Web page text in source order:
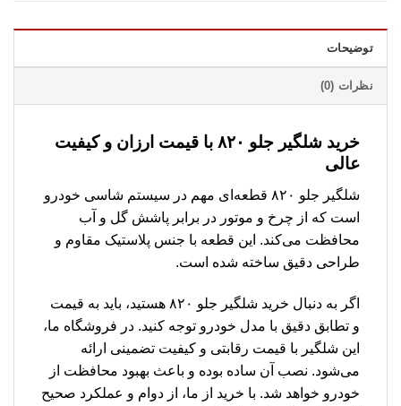
توضیحات
نظرات (0)
خرید شلگیر جلو ۸۲۰ با قیمت ارزان و کیفیت
عالی
شلگیر جلو ۸۲۰ قطعه‌ای مهم در سیستم شاسی خودرو
است که از چرخ و موتور در برابر پاشش گل و آب
محافظت می‌کند. این قطعه با جنس پلاستیک مقاوم و
طراحی دقیق ساخته شده است.
اگر به دنبال خرید شلگیر جلو ۸۲۰ هستید، باید به قیمت
و تطابق دقیق با مدل خودرو توجه کنید. در فروشگاه ما،
این شلگیر با قیمت رقابتی و کیفیت تضمینی ارائه
می‌شود. نصب آن ساده بوده و باعث بهبود محافظت از
خودرو خواهد شد. با خرید از ما، از دوام و عملکرد صحیح